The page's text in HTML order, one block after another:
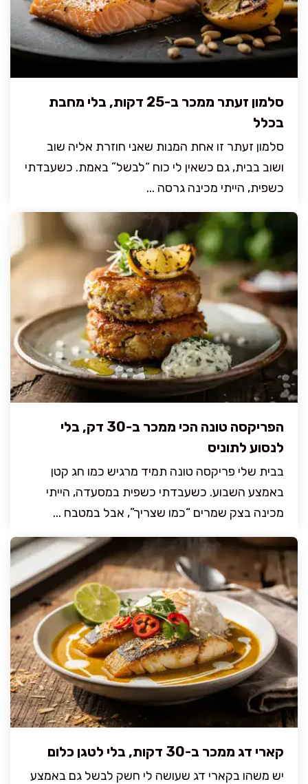
סלמון זעתר ממכר ב-25 דקות, בלי מחבת
בכלל
סלמון זעתר זו אחת המנות שאני חוזרת אליה שוב
ושוב בבית, גם כשאין לי כוח “לבשל” באמת. כשעבדתי
כשפית, הייתי מכינה גרסה ...
הפריקסה טונה הכי ממכר ב-30 דק, בלי
לנסוע לתוניס
בבית שלי פריקסה טונה תמיד מרגיש כמו חג קטן
באמצע השבוע. כשעבדתי כשפית במסעדה, הייתי
מכינה בצק שמרים “כמו שצריך”, אבל במטבח ...
קארי דג ממכר ב-30 דקות, בלי לטגן כלום
יש משהו בקארי דג שעושה לי חשק לבשל גם באמצע